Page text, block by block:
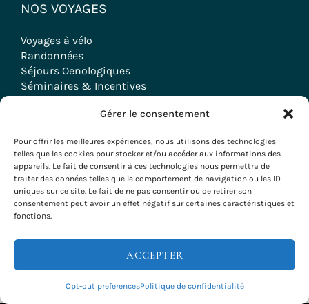
Gérer le consentement
Pour offrir les meilleures expériences, nous utilisons des technologies
telles que les cookies pour stocker et/ou accéder aux informations des
appareils. Le fait de consentir à ces technologies nous permettra de
traiter des données telles que le comportement de navigation ou les ID
uniques sur ce site. Le fait de ne pas consentir ou de retirer son
consentement peut avoir un effet négatif sur certaines caractéristiques et
fonctions.
ACCEPTER
Opt-out preferencesPolitique de confidentialité
INFOS & RÉSERVATIONS
NOS VOYAGES
Voyages à vélo
Randonnées
Séjours Oenologiques
Séminaires & Incentives
Copyright © 2026 Evazio